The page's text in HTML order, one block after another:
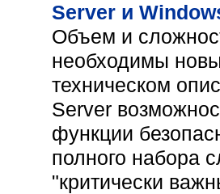
Server и
Объем и
необходимы
техническом
Server
функции
полного набора
"критически